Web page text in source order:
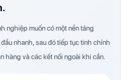
nghiệp muốn có một nền tảng
nhanh, sau đó tiếp tục tinh chỉnh
hàng và các kết nối ngoài khi cần.